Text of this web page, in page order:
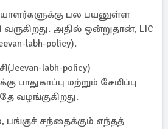
பல பயனுள்ள
அதில் ஒன்றுதான், LIC
labh-policy).
labh-policy)
பாதுகாப்பு மற்றும் சேமிப்பு
வழங்குகிறது.
பங்குச் சந்தைக்கும் எந்தத்